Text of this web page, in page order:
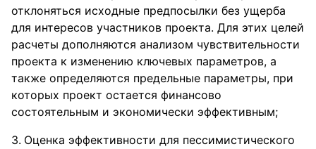
отклоняться исходные предпосылки без ущерба
для интересов участников проекта. Для этих целей
расчеты дополняются анализом чувствительности
проекта к изменению ключевых параметров, а
также определяются предельные параметры, при
которых проект остается финансово
состоятельным и экономически эффективным;
Оценка эффективности для пессимистического